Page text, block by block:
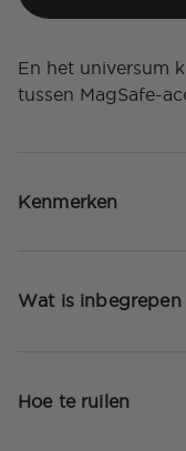
En het universum
tussen MagSafe-
Kenmerken
Wat is inbegrepen
Hoe te ruilen